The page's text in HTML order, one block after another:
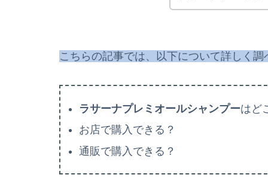
こちらの記事では、以下について詳しく
ラサーナプレミオールシャンプーはど
お店で購入できる？
通販で購入できる？